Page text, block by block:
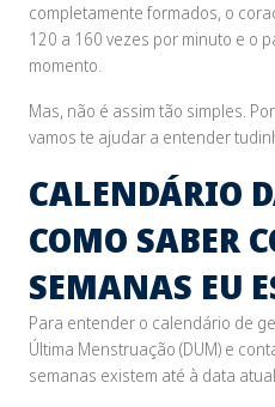
completamente formados, o
120 a 160 vezes por minuto e o
momento.
Mas, não é assim tão simples.
vamos te ajudar a entender
CALENDÁRIO
COMO SABER
SEMANAS EU
Para entender o calendário de
Última Menstruação (DUM) e
semanas existem até à data atual.